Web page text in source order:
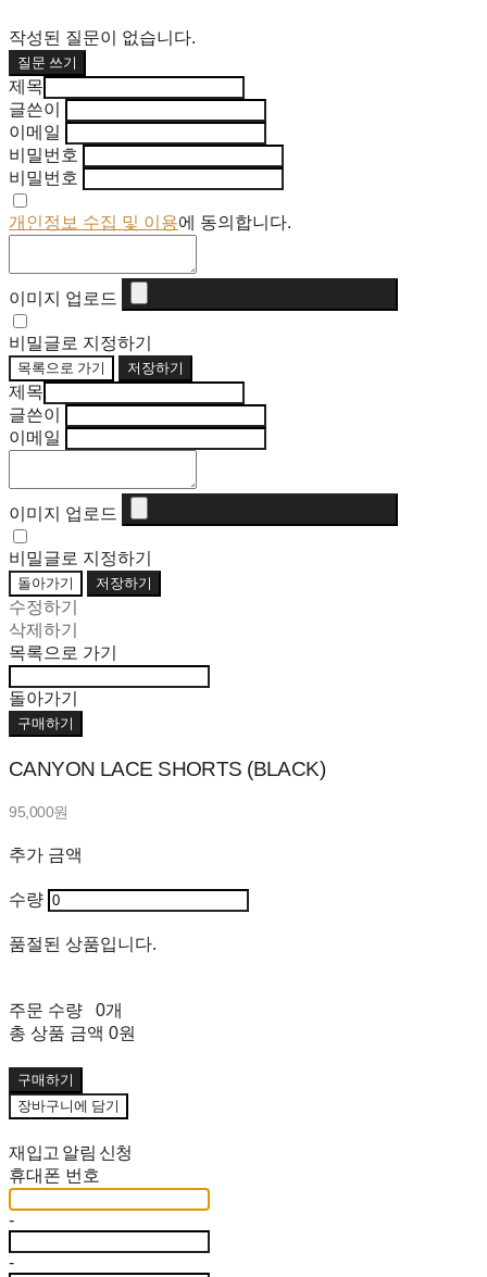
작성된 질문이 없습니다.
질문 쓰기
제목
글쓴이
이메일
비밀번호
비밀번호
개인정보 수집 및 이용에 동의합니다.
이미지 업로드
비밀글로 지정하기
목록으로 가기 저장하기
제목
글쓴이
이메일
이미지 업로드
비밀글로 지정하기
돌아가기 저장하기
수정하기
삭제하기
목록으로 가기
돌아가기
구매하기
CANYON LACE SHORTS (BLACK)
95,000원
추가 금액
수량
품절된 상품입니다.
주문 수량
0개
총 상품 금액 0원
구매하기
장바구니에 담기
재입고 알림 신청
휴대폰 번호
-
-